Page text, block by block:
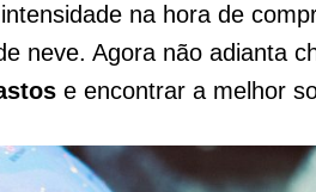
na hora de
neve. Agora não adianta
e encontrar a melhor